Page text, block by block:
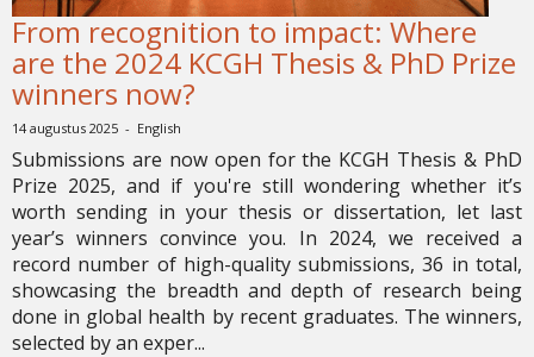
From recognition to impact: Where
are the 2024 KCGH Thesis & PhD Prize
winners now?
14 augustus 2025 - English
Submissions are now open for the KCGH Thesis & PhD
Prize 2025, and if you're still wondering whether it’s
worth sending in your thesis or dissertation, let last
year’s winners convince you. In 2024, we received a
record number of high-quality submissions, 36 in total,
showcasing the breadth and depth of research being
done in global health by recent graduates. The winners,
selected by an exper...